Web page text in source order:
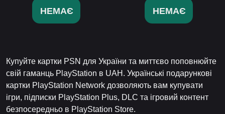
НЕМАЄ НЕМАЄ
Купуйте картки PSN для України та миттєво поповнюйте
свій гаманць PlayStation в UAH. Українські подарункові
картки PlayStation Network дозволяють вам купувати
ігри, підписки PlayStation Plus, DLC та ігровий контент
безпосередньо в PlayStation Store.